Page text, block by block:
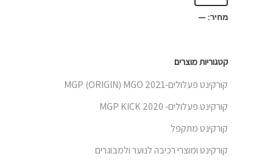
מחיר: —
קטגוריות מוצרים
קורקינט פעלולים-MGP (ORIGIN) MGO 2021
קורקינט פעלולים- MGP KICK 2020
קורקינט מתקפל
קורקינט ומוצרי רכיבה לנוער ולמבוגרים